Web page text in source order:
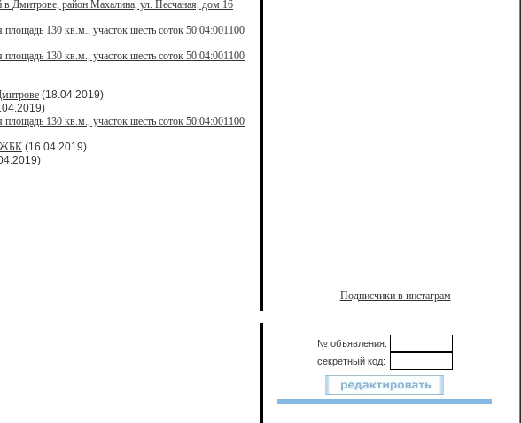
Дмитрове, район Махалина, ул. Песчаная, дом 16
130 кв.м., участок шесть соток 50:04:001100
130 кв.м., участок шесть соток 50:04:001100
(18.04.2019)
130 кв.м., участок шесть соток 50:04:001100
(16.04.2019)
Подписчики в инстаграм
№ объявления:
секретный код: